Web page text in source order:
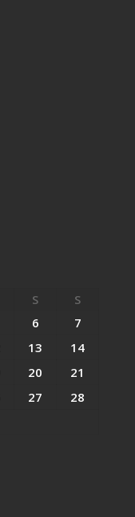
S
S
6
7
13
14
20
21
27
28